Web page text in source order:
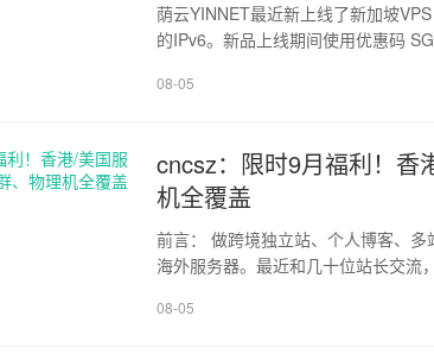
荫云YINNET最近新上线了新加坡
的IPv6。新品上线期间使用优惠码 SGIP70，可享7折优
08-05
cncsz：限时9月福利！香
机全覆盖
前言： 做跨境独立站、个人博客、多站群运营、轻量程序开发的朋友，几乎人人都离不开
海外服务器。最近和几十位站长交流
08-05